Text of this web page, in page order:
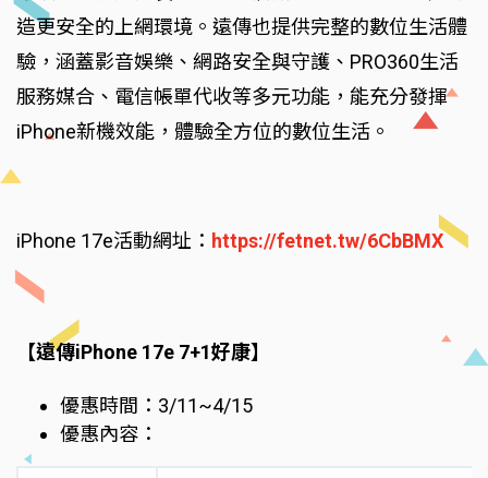
造更安全的上網環境。遠傳也提供完整的數位生活體
驗，涵蓋影音娛樂、網路安全與守護、PRO360生活
服務媒合、電信帳單代收等多元功能，能充分發揮
iPhone新機效能，體驗全方位的數位生活。
iPhone 17e活動網址： https://fetnet.tw/6CbBMX
【遠傳iPhone 17e 7+1好康】
優惠時間：3/11~4/15
優惠內容：